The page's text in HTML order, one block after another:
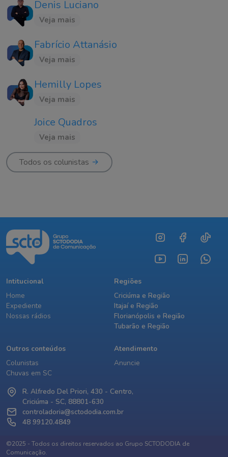
Denis Luciano
Veja mais
Fabrício Attanásio
Veja mais
Hemilly Lopes
Veja mais
Joice Quadros
Veja mais
Todos os colunistas
Intitucional
Home
Expediente
Nossas rádios
Regiões
Criciúma e Região
Itajaí e Região
Florianópolis e Região
Tubarão e Região
Outros conteúdos
Colunistas
Chuvas em SC
Atendimento
Anuncie
R. Alfredo Del Priori, 430 - Centro,
Criciúma - SC, 88801-630
controladoria@sctododia.com.br
48 99120.4849
©2025 - Todos os direitos reservados ao Grupo SCTODODIA de
Comunicação.